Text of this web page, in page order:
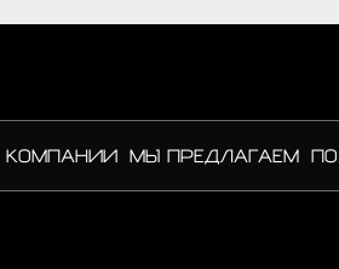
КОМПАНИИ МЫ ПРЕДЛАГАЕМ